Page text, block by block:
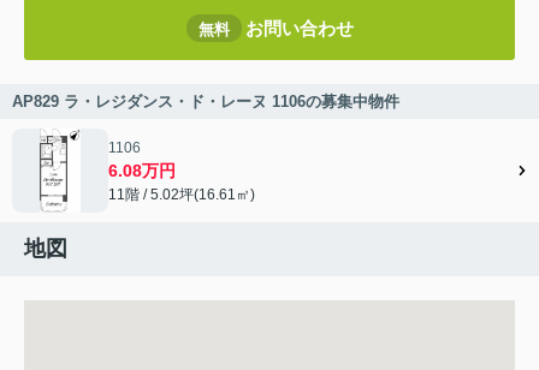
無料 お問い合わせ
AP829 ラ・レジダンス・ド・レーヌ 1106の募集中物件
1106
6.08万円
11階 / 5.02坪(16.61㎡)
地図